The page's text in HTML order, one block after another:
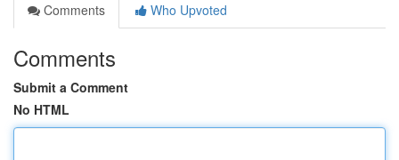
Comments
Who Upvoted
Comments
Submit a Comment
No HTML